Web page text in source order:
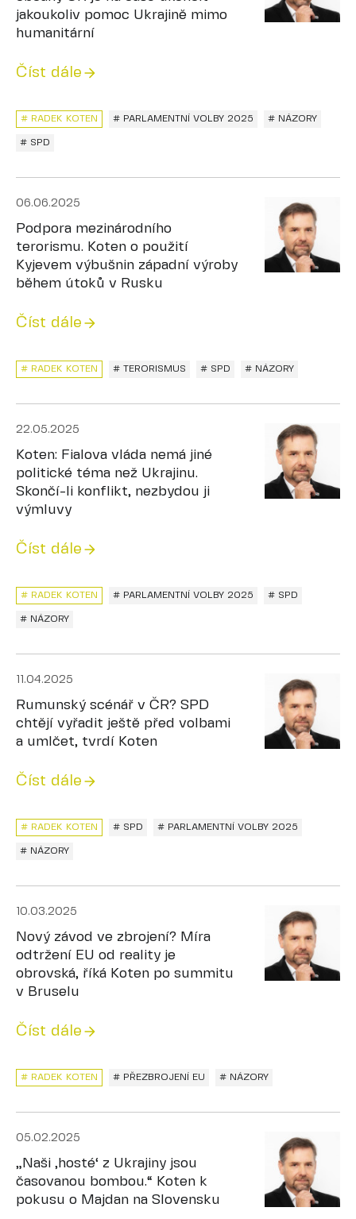
jakoukoliv pomoc Ukrajině mimo
humanitární
Číst dále
# PARLAMENTNÍ VOLBY 2025 # NÁZORY
# SPD
# RADEK KOTEN
06.06.2025
Podpora mezinárodního
terorismu. Koten o použití
Kyjevem výbušnin západní výroby
během útoků v Rusku
Číst dále
# TERORISMUS # SPD # NÁZORY
# RADEK KOTEN
22.05.2025
Koten: Fialova vláda nemá jiné
politické téma než Ukrajinu.
Skončí-li konflikt, nezbydou ji
výmluvy
Číst dále
# PARLAMENTNÍ VOLBY 2025 # SPD
# RADEK KOTEN
# NÁZORY
11.04.2025
Rumunský scénář v ČR? SPD
chtějí vyřadit ještě před volbami
a umlčet, tvrdí Koten
Číst dále
# SPD # PARLAMENTNÍ VOLBY 2025
# NÁZORY
# RADEK KOTEN
10.03.2025
Nový závod ve zbrojení? Míra
odtržení EU od reality je
obrovská, říká Koten po summitu
v Bruselu
Číst dále
# PŘEZBROJENÍ EU # NÁZORY
# RADEK KOTEN
05.02.2025
„Naši ‚hosté‘ z Ukrajiny jsou
časovanou bombou.“ Koten k
pokusu o Majdan na Slovensku